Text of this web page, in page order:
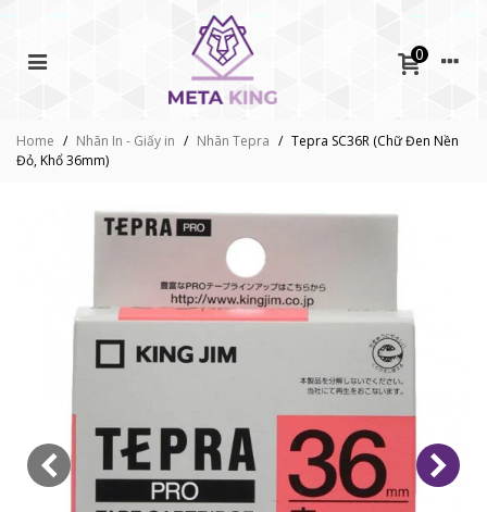
0
Home / Nhãn In - Giấy in / Nhãn Tepra / Tepra SC36R (Chữ Đen Nền
Đỏ, Khổ 36mm)